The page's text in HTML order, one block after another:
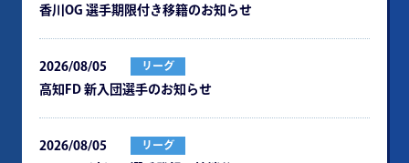
⾹川OG 選⼿期限付き移籍のお知らせ
2026/08/05 リーグ
⾼知FD 新⼊団選⼿のお知らせ
2026/08/05 リーグ